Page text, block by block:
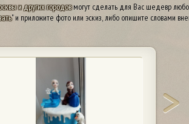
и других городовмогут сделать для Вас шедевр
" и приложите фото или эскиз, либо опишите словами